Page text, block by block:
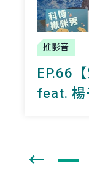
推影音
EP.66
feat. 楊